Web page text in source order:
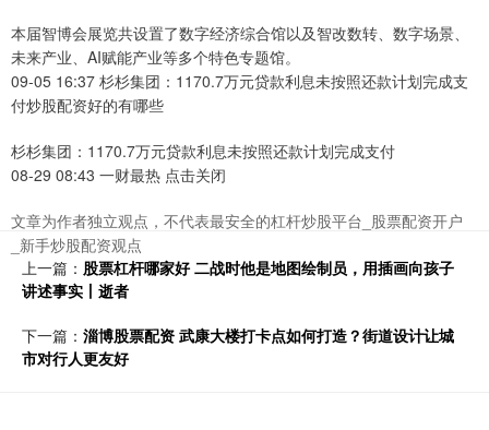
本届智博会展览共设置了数字经济综合馆以及智改数转、数字场景、
未来产业、AI赋能产业等多个特色专题馆。
09-05 16:37 杉杉集团：1170.7万元贷款利息未按照还款计划完成支
付炒股配资好的有哪些
杉杉集团：1170.7万元贷款利息未按照还款计划完成支付
08-29 08:43 一财最热 点击关闭
文章为作者独立观点，不代表最安全的杠杆炒股平台_股票配资开户
_新手炒股配资观点
上一篇： 股票杠杆哪家好 二战时他是地图绘制员，用插画向孩子
讲述事实丨逝者
下一篇： 淄博股票配资 武康大楼打卡点如何打造？街道设计让城
市对行人更友好